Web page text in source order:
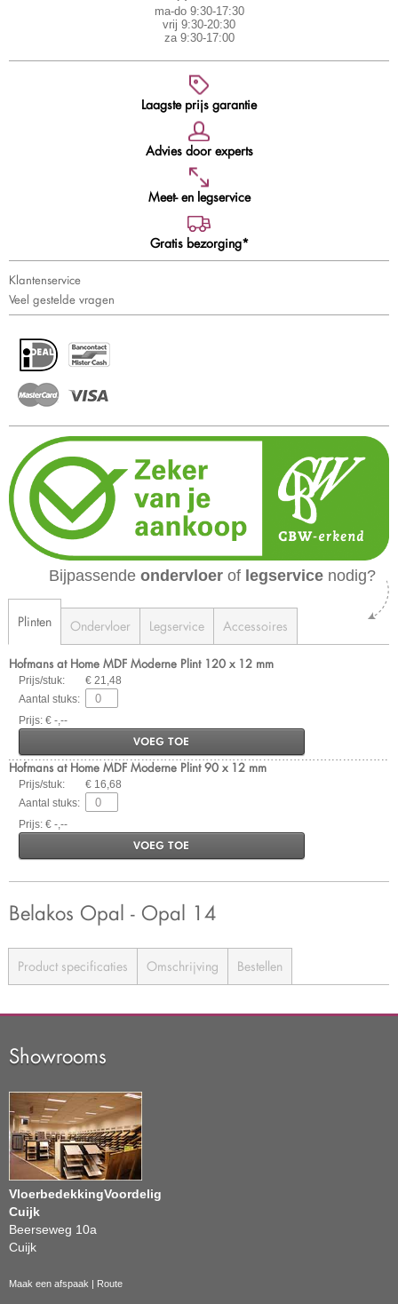
ma-do 9:30-17:30
vrij 9:30-20:30
za 9:30-17:00
Laagste prijs garantie
Advies door experts
Meet- en legservice
Gratis bezorging*
Klantenservice
Veel gestelde vragen
Bijpassende ondervloer of legservice nodig?
Plinten Ondervloer Legservice Accessoires
Hofmans at Home MDF Moderne Plint 120 x 12 mm
Prijs/stuk:
€ 21,48
Aantal stuks:
Prijs: € -,--
VOEG TOE
Hofmans at Home MDF Moderne Plint 90 x 12 mm
Prijs/stuk:
€ 16,68
Aantal stuks:
Prijs: € -,--
VOEG TOE
Belakos Opal - Opal 14
Product specificaties Omschrijving Bestellen
Showrooms
VloerbedekkingVoordelig
Cuijk
Beerseweg 10a
Cuijk
Maak een afspaak Route